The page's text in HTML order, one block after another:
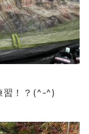
習！？(^-^)